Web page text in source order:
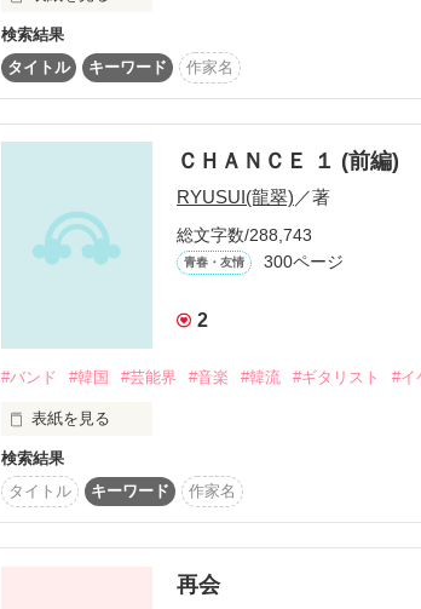
はい？
大好きだよ。
なにがあったって、ずっと…
歌姫は
天才ギタリストに
恋をする…
☆☆☆*ﾟﾟ+･.
２人でつくるlove song…
｡ﾟ*イケメンギタリスト*ﾟ｡
五十嵐 慶(いがらしけい)
２２歳
天才ギタリスト
.･+ﾟﾟ*☆☆☆
恋をした…
２人でつくるlove song…
.
慶、お願い…
私をひとりにしないで…
｡ﾟ｡*ﾟ歌姫ﾟ*｡ﾟ｡
｡ﾟ*イケメンギタリスト*ﾟ｡
五十嵐 慶(いがらしけい)
２２歳
天才ギタリスト
検索結果
タイトル
キーワード 作家名
ＣＨＡＮＣＥ １ (前編
RYUSUI(龍翠) ／著
総文字数/288,743
青春・友情 300ページ
2
#バンド #韓国 #芸能界 #音楽 #韓流 #ギタリスト #イ
表紙を見る
俺の人生が変わっていく……
検索結果
タイトル
キーワード 作家名
再会